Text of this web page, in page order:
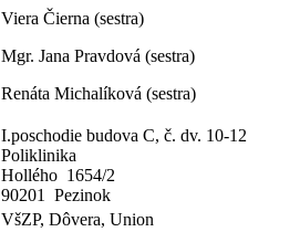
Viera Čierna (sestra)
Mgr. Jana Pravdová (sestra)
Renáta Michalíková (sestra)
I.poschodie budova C, č. dv. 10-12
Poliklinika
Hollého 1654/2
90201 Pezinok
VšZP, Dôvera, Union